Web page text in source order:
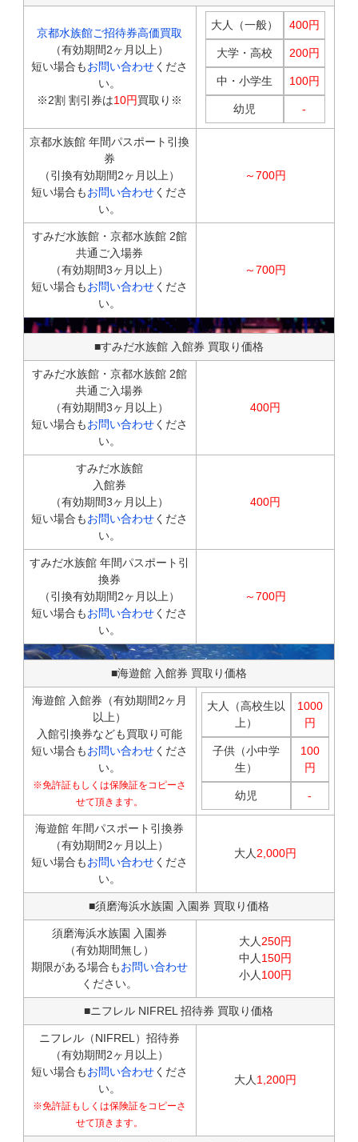
京都水族館ご招待券高価買取
（有効期間2ヶ月以上）
短い場合もお問い合わせくださ
い。
※2割 割引券は10円買取り※
大人（一般） 400円
大学・高校 200円
中・小学生 100円
幼児 -
京都水族館 年間パスポート引換
券
（引換有効期間2ヶ月以上）
短い場合もお問い合わせくださ
い。
～700円
すみだ水族館・京都水族館 2館
共通ご入場券
（有効期間3ヶ月以上）
短い場合もお問い合わせくださ
い。
～700円
■すみだ水族館 入館券 買取り価格
すみだ水族館・京都水族館 2館
共通ご入場券
（有効期間3ヶ月以上）
短い場合もお問い合わせくださ
い。
400円
すみだ水族館
入館券
（有効期間3ヶ月以上）
短い場合もお問い合わせくださ
い。
400円
すみだ水族館 年間パスポート引
換券
（引換有効期間2ヶ月以上）
短い場合もお問い合わせくださ
い。
～700円
■海遊館 入館券 買取り価格
海遊館 入館券（有効期間2ヶ月
以上）
入館引換券なども買取り可能
短い場合もお問い合わせくださ
い。
※免許証もしくは保険証をコピーさ
せて頂きます。
大人（高校生以
上）
1000
円
子供（小中学
生）
100
円
幼児 -
海遊館 年間パスポート引換券
（有効期間2ヶ月以上）
短い場合もお問い合わせくださ
い。
大人 2,000円
■須磨海浜水族園 入園券 買取り価格
須磨海浜水族園 入園券
（有効期間無し）
期限がある場合もお問い合わせ
ください。
大人 250円
中人 150円
小人 100円
■ニフレル NIFREL 招待券 買取り価格
ニフレル（NIFREL）招待券
（有効期間2ヶ月以上）
短い場合もお問い合わせくださ
い。
※免許証もしくは保険証をコピーさ
せて頂きます。
大人 1,200円